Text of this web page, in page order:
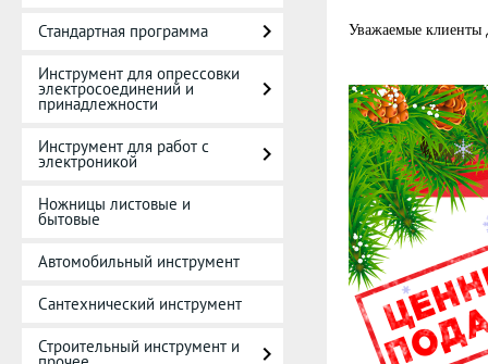
Стандартная программа
Инструмент для опрессовки
электросоединений и
принадлежности
Инструмент для работ с
электроникой
Ножницы листовые и
бытовые
Автомобильный инструмент
Сантехнический инструмент
Строительный инструмент и
Уважаемые клиенты